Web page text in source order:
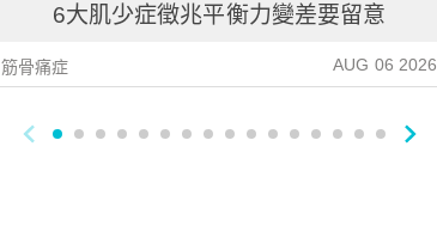
6大肌少症徵兆平衡力變差要留意
筋骨痛症 AUG 06 2026